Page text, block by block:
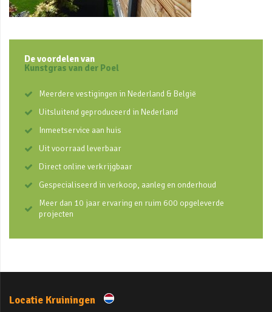
De voordelen van
Kunstgras van der Poel
Meerdere vestigingen in Nederland & België
Uitsluitend geproduceerd in Nederland
Inmeetservice aan huis
Uit voorraad leverbaar
Direct online verkrijgbaar
Gespecialiseerd in verkoop, aanleg en onderhoud
Meer dan 10 jaar ervaring en ruim 600 opgeleverde
projecten
Locatie Kruiningen